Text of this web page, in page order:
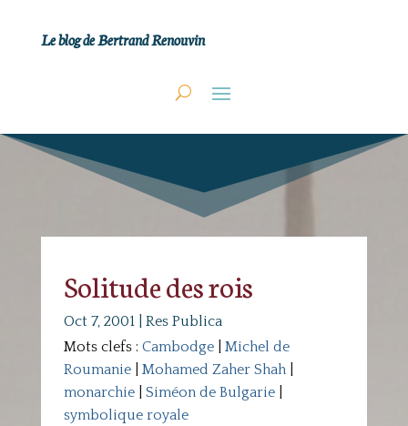
Le blog de Bertrand Renouvin
Solitude des rois
Oct 7, 2001| Res Publica
Mots clefs : Cambodge| Michel de
Roumanie| Mohamed Zaher Shah|
monarchie| Siméon de Bulgarie|
symbolique royale